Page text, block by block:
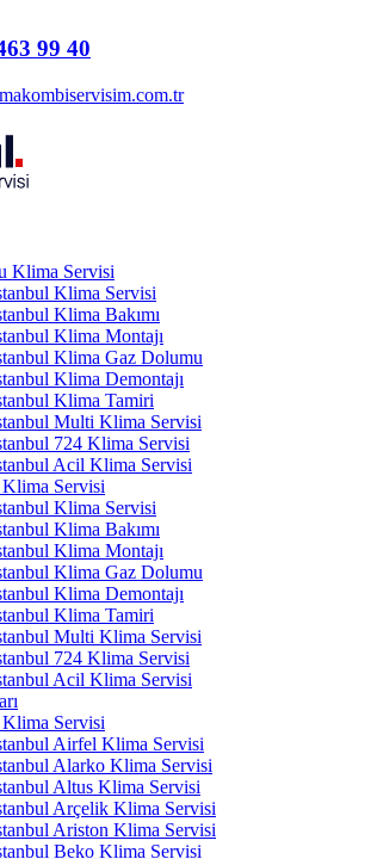
99 40
Klima Servisi
Klima Servisi
Klima Bakımı
Klima Montajı
Klima Gaz Dolumu
Klima Demontajı
Klima Tamiri
Multi Klima Servisi
724 Klima Servisi
Acil Klima Servisi
Servisi
Klima Servisi
Klima Bakımı
Klima Montajı
Klima Gaz Dolumu
Klima Demontajı
Klima Tamiri
Multi Klima Servisi
724 Klima Servisi
Acil Klima Servisi
Servisi
Airfel Klima Servisi
Alarko Klima Servisi
Altus Klima Servisi
Arçelik Klima Servisi
Ariston Klima Servisi
Beko Klima Servisi